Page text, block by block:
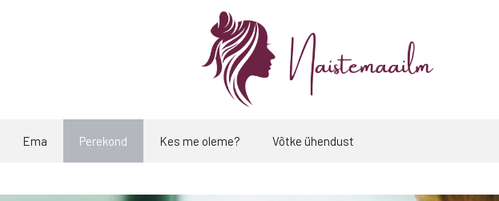
Ema Perekond Kes me oleme? Võtke ühendust